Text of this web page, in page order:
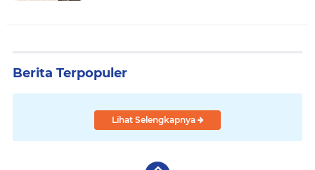
Berita Terpopuler
Lihat Selengkapnya